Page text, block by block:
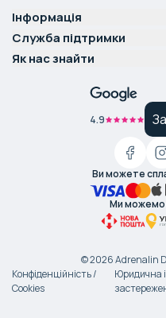
Інформація
Служба підтримки
Як нас знайти
4.9
Ви можете
Ми можемо
©2026Adrenalin
Конфіденційність /
Cookies
Юридична